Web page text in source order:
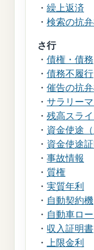
・ 繰上返済
・ 検索の抗
さ行
・ 債権・債務
・ 債務不履行
・ 催告の抗
・ サラリー
・ 残高スラ
・ 資金使途（
・ 資金使途
・ 事故情報
・ 質権
・ 実質年利
・ 自動契約機
・ 自動車ロ
・ 収入証明書
・ 上限金利